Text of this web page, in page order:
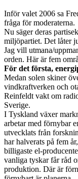
Inför valet 2006 sa
fråga för moderaterna.
Nu säger deras
miljöpartiet. Det låter
Jag vill utmana/
orden. Här är fem
För det första,
Medan solen skiner
vindkraftverken och
Reinfeldt vakt om
Sverige.
I Tyskland växer
arbetar med förnybar
utvecklats från
har halverats på fem
billigaste el-
vanliga tyskar får råd
produktion. Där är